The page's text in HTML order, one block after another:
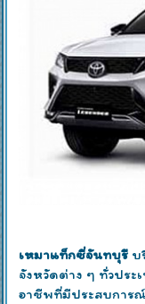
เหมาแท็กซี่จันทบุรี บ
จังหวัดต่าง ๆ ทั่วปร
อาชีพที่มีประสบการ